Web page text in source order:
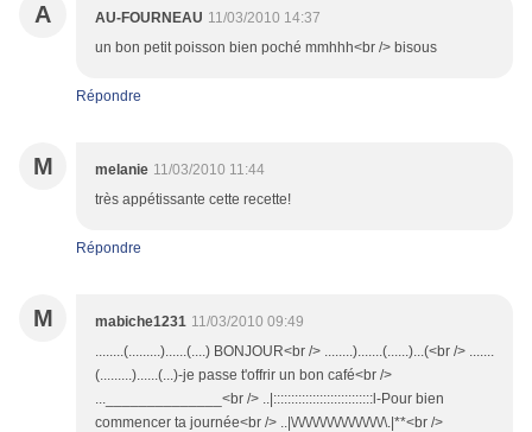
A AU-FOURNEAU 11/03/2010 14:37
un bon petit poisson bien poché mmhhh<br /> bisous
Répondre
M melanie 11/03/2010 11:44
très appétissante cette recette!
Répondre
M mabiche1231 11/03/2010 09:49
........(.........)......(....) BONJOUR<br /> ........).......(......)...(<br /> .......
(.........)......(...)-je passe t'offrir un bon café<br />
...______________<br /> ..|::::::::::::::::::::::::::::l-Pour bien
commencer ta journée<br /> ..|\/\/\/\/\/\/\/\/\/\/\/\/\/\.|**<br />